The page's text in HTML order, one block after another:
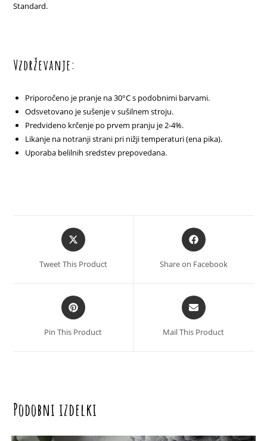
Standard.
Vzdrževanje:
Priporočeno je pranje na 30°C s podobnimi barvami.
Odsvetovano je sušenje v sušilnem stroju.
Predvideno krčenje po prvem pranju je 2-4%.
Likanje na notranji strani pri nižji temperaturi (ena pika).
Uporaba belilnih sredstev prepovedana.
Opens
in
new
Tweet This Product
Opens
in
new
Share on Facebook
Opens
in
a
new
Pin This Product
Opens
in
a
new
Mail This Product
Podobni izdelki